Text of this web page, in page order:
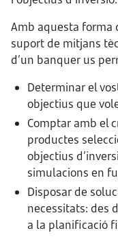
Amb aquesta forma
suport de mitjans
d’un banquer us
Determinar el
objectius que
Comptar amb el
productes
objectius
simulacions en
Disposar de
necessitats: des
a la planificació